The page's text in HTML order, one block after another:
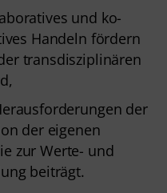
und ko-
Handeln fördern
transdisziplinären
der
der eigenen
zur Werte- und
beiträgt.